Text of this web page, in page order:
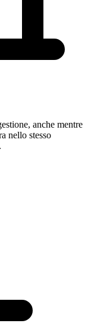
anche mentre
nello stesso